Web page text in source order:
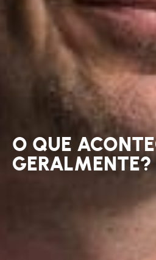
O QUE
GERALMENTE?